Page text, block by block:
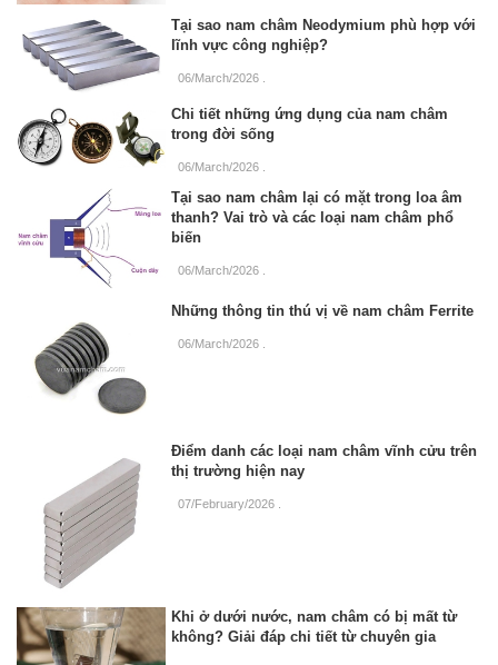
Tại sao nam châm Neodymium phù hợp với
lĩnh vực công nghiệp?
06/March/2026
Chi tiết những ứng dụng của nam châm
trong đời sống
06/March/2026
Tại sao nam châm lại có mặt trong loa âm
thanh? Vai trò và các loại nam châm phổ
biến
06/March/2026
Những thông tin thú vị về nam châm Ferrite
06/March/2026
Điểm danh các loại nam châm vĩnh cửu trên
thị trường hiện nay
07/February/2026
Khi ở dưới nước, nam châm có bị mất từ
không? Giải đáp chi tiết từ chuyên gia